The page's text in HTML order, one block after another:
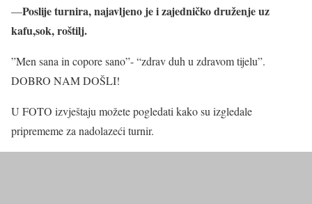
—Poslije turnira, najavljeno je i zajedničko druženje uz
kafu,sok, roštilj.
”Men sana in copore sano”- “zdrav duh u zdravom tijelu”.
DOBRO NAM DOŠLI!
U FOTO izvještaju možete pogledati kako su izgledale
priprememe za nadolazeći turnir.